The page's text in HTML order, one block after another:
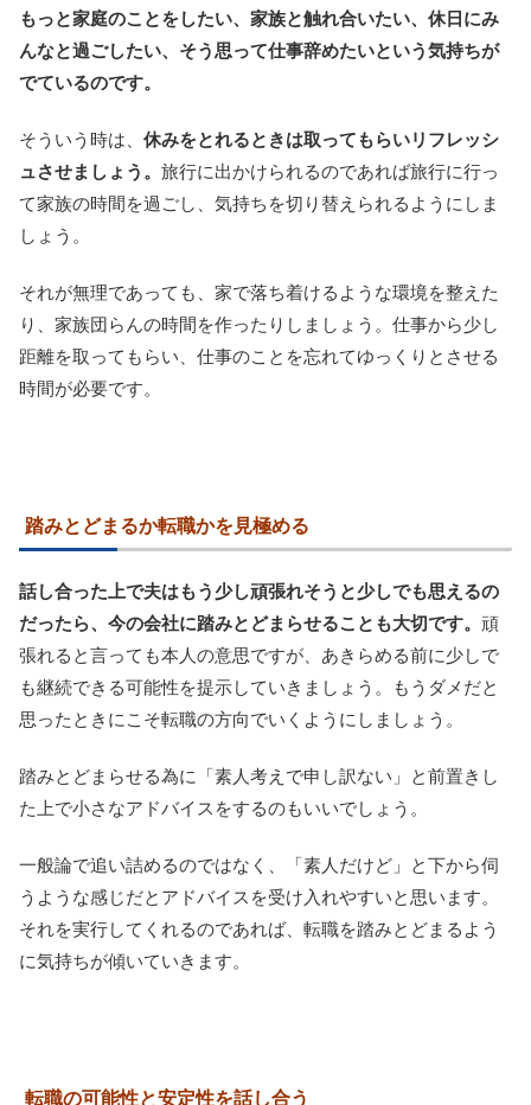
もっと家庭のことをしたい、家族と触れ合いたい、休日にみ
んなと過ごしたい、そう思って仕事辞めたいという気持ちが
でているのです。
そういう時は、 休みをとれるときは取ってもらいリフレッシ
ュさせましょう。 旅行に出かけられるのであれば旅行に行っ
て家族の時間を過ごし、気持ちを切り替えられるようにしま
しょう。
それが無理であっても、家で落ち着けるような環境を整えた
り、家族団らんの時間を作ったりしましょう。仕事から少し
距離を取ってもらい、仕事のことを忘れてゆっくりとさせる
時間が必要です。
踏みとどまるか転職かを見極める
話し合った上で夫はもう少し頑張れそうと少しでも思えるの
だったら、今の会社に踏みとどまらせることも大切です。 頑
張れると言っても本人の意思ですが、あきらめる前に少しで
も継続できる可能性を提示していきましょう。もうダメだと
思ったときにこそ転職の方向でいくようにしましょう。
踏みとどまらせる為に「素人考えで申し訳ない」と前置きし
た上で小さなアドバイスをするのもいいでしょう。
一般論で追い詰めるのではなく、「素人だけど」と下から伺
うような感じだとアドバイスを受け入れやすいと思います。
それを実行してくれるのであれば、転職を踏みとどまるよう
に気持ちが傾いていきます。
転職の可能性と安定性を話し合う